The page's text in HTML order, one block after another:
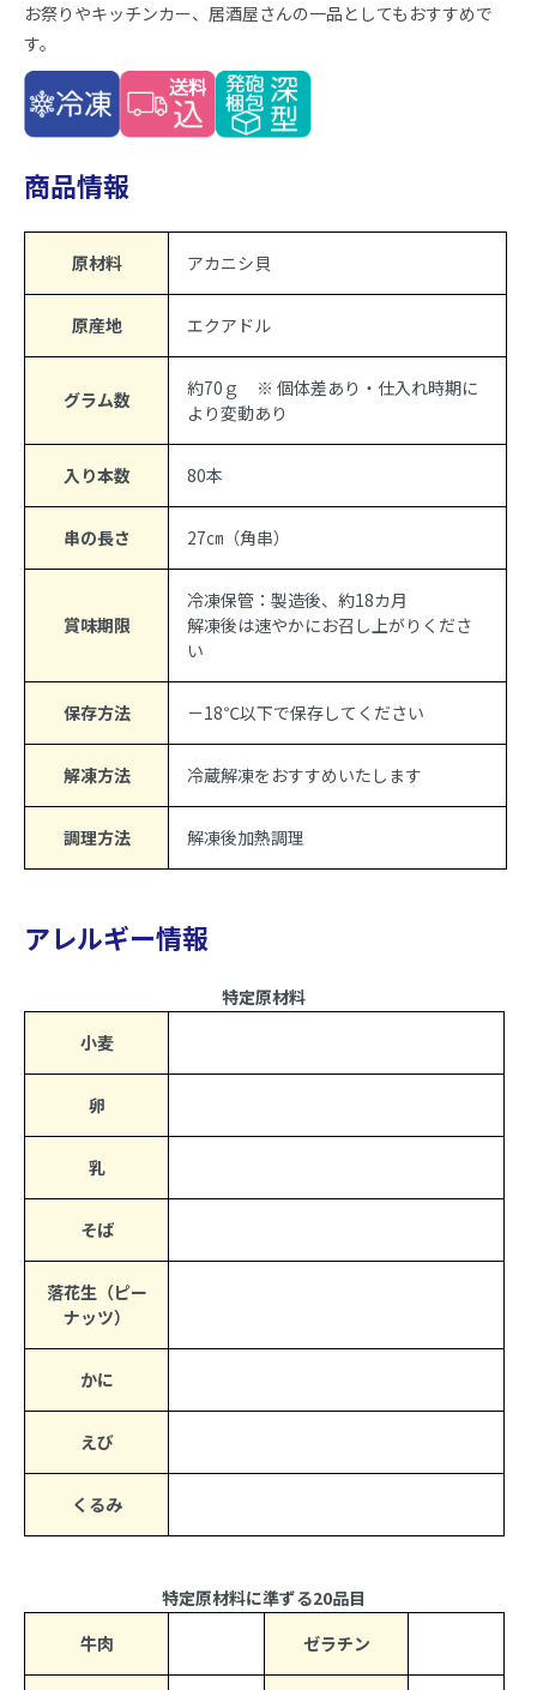
お祭りやキッチンカー、居酒屋さんの一品としてもおすすめで
す。
商品情報
原材料 アカニシ貝
原産地 エクアドル
グラム数
約70ｇ ※ 個体差あり・仕入れ時期に
より変動あり
入り本数 80本
串の長さ 27㎝（角串）
賞味期限
冷凍保管：製造後、約18カ月
解凍後は速やかにお召し上がりくださ
い
保存方法 －18℃以下で保存してください
解凍方法 冷蔵解凍をおすすめいたします
調理方法 解凍後加熱調理
アレルギー情報
特定原材料
小麦
卵
乳
そば
落花生（ピー
ナッツ）
かに
えび
くるみ
特定原材料に準ずる20品目
牛肉
ゼラチン